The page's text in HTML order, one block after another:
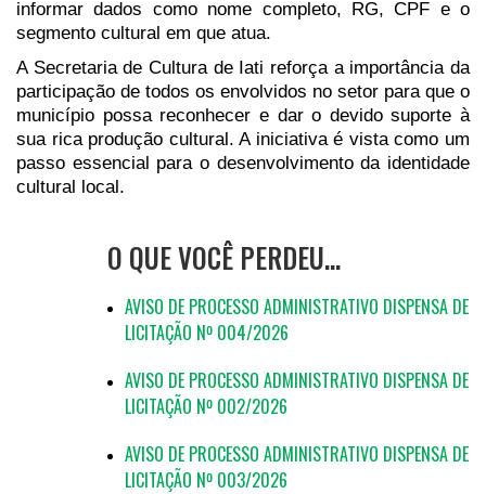
informar dados como nome completo, RG, CPF e o
segmento cultural em que atua.
A Secretaria de Cultura de Iati reforça a importância da
participação de todos os envolvidos no setor para que o
município possa reconhecer e dar o devido suporte à
sua rica produção cultural. A iniciativa é vista como um
passo essencial para o desenvolvimento da identidade
cultural local.
O QUE VOCÊ PERDEU…
AVISO DE PROCESSO ADMINISTRATIVO DISPENSA DE
LICITAÇÃO Nº 004/2026
AVISO DE PROCESSO ADMINISTRATIVO DISPENSA DE
LICITAÇÃO Nº 002/2026
AVISO DE PROCESSO ADMINISTRATIVO DISPENSA DE
LICITAÇÃO Nº 003/2026